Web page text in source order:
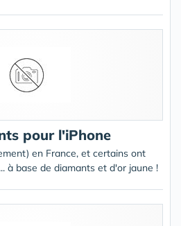
pour l'iPhone
en France, et certains ont
à base de diamants et d'or jaune !